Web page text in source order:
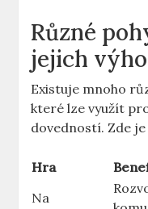
Různé
jejich
Existuje mnoho
které lze využít
dovedností. Zde
Hra
Na